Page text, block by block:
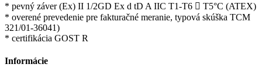
* pevný záver (Ex) II 1/2GD Ex d tD A IIC T1-T6  T5°C (ATEX)
* overené prevedenie pre fakturačné meranie, typová skúška TCM
321/01-36041)
* certifikácia GOST R
Informácie